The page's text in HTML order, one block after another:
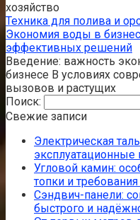
хозяйство
Техника для полива и
Экономия воды в
эффективных решений
Введение: важность
бизнесе В условиях
вызовов и растущих
Поиск:
Свежие записи
Электрическая
Угловой камин:
топки и
Сэндвич-панели:
быстрого и